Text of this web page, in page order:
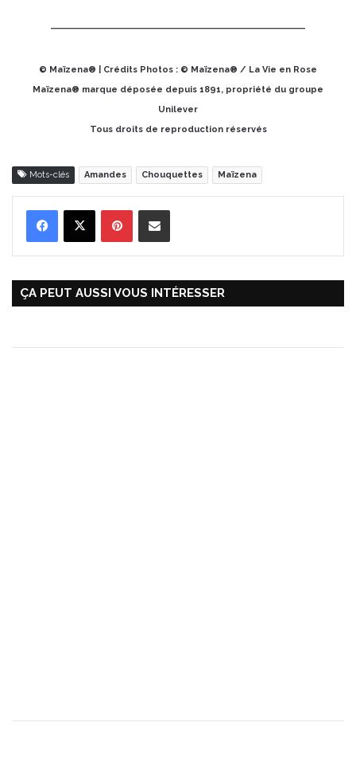
© Maïzena® | Crédits Photos : © Maïzena® / La Vie en Rose
Maïzena® marque déposée depuis 1891, propriété du groupe
Unilever
Tous droits de reproduction réservés
Mots-clés Amandes Chouquettes Maïzena
ÇA PEUT AUSSI VOUS INTÉRESSER